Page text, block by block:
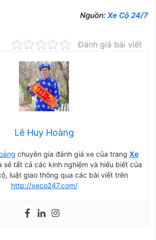
Nguồn: Xe Cộ 24/7
Đánh giá bài viết
Lê Huy Hoàng
chuyên gia đánh giá xe của trang Xe
sẻ tất cả các kinh nghiệm và hiểu biết của
luật giao thông qua các bài viết trên
http://xeco247.com/